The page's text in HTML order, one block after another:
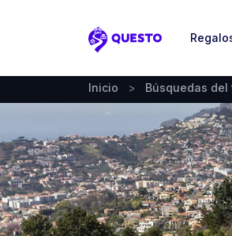
Questo
Inicio > Búsquedas del